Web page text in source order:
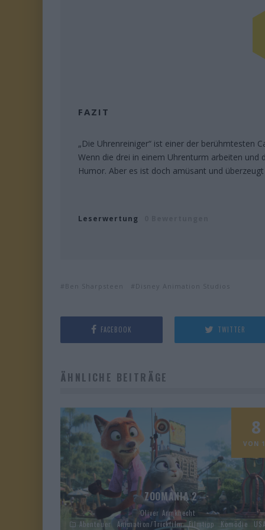
FAZIT
„Die Uhrenreiniger“ ist einer der berühmtesten
Wenn die drei in einem Uhrenturm arbeiten
Humor. Aber es ist doch amüsant und überzeugt
Leserwertung
Ben Sharpsteen Disney Animation Studios
FACEBOOK TWITTER
ÄHNLICHE BEITRÄGE
8
VON
ZOOMANIA 2
Oliver Armknecht
Abenteuer
Animation/Trickfilm Filmtipp Komödie USA